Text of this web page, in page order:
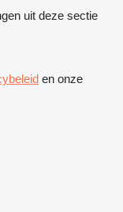
uit deze sectie
en onze